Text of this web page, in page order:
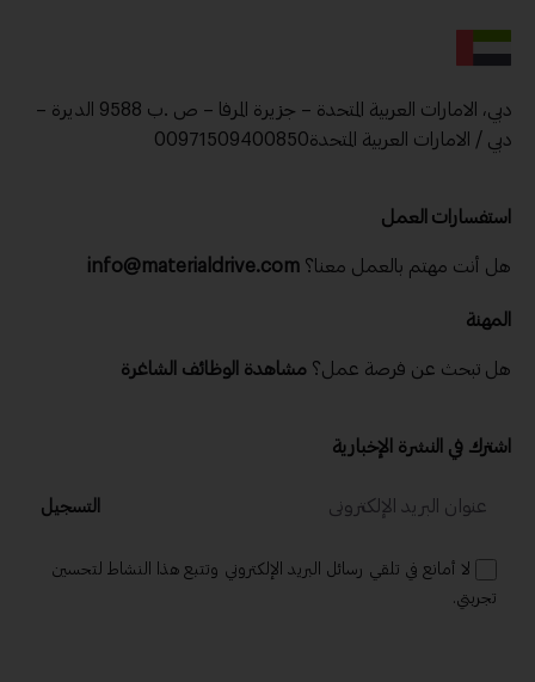
دبي، الامارات العربية المتحدة – جزيرة المرفا – ص .ب 9588 الديرة –
دبي / الامارات العربية المتحدة00971509400850
استفسارات العمل
هل أنت مهتم بالعمل معنا؟ info@materialdrive.com
المهنة
هل تبحث عن فرصة عمل؟ مشاهدة الوظائف الشاغرة
اشترك في النشرة الإخبارية
التسجيل
لا أمانع في تلقي رسائل البريد الإلكتروني وتتبع هذا النشاط لتحسين
تجربتي.